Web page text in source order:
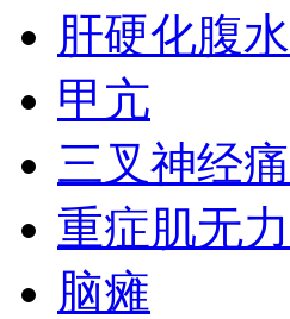
肝硬化腹水
甲亢
三叉神经痛
重症肌无力
脑瘫